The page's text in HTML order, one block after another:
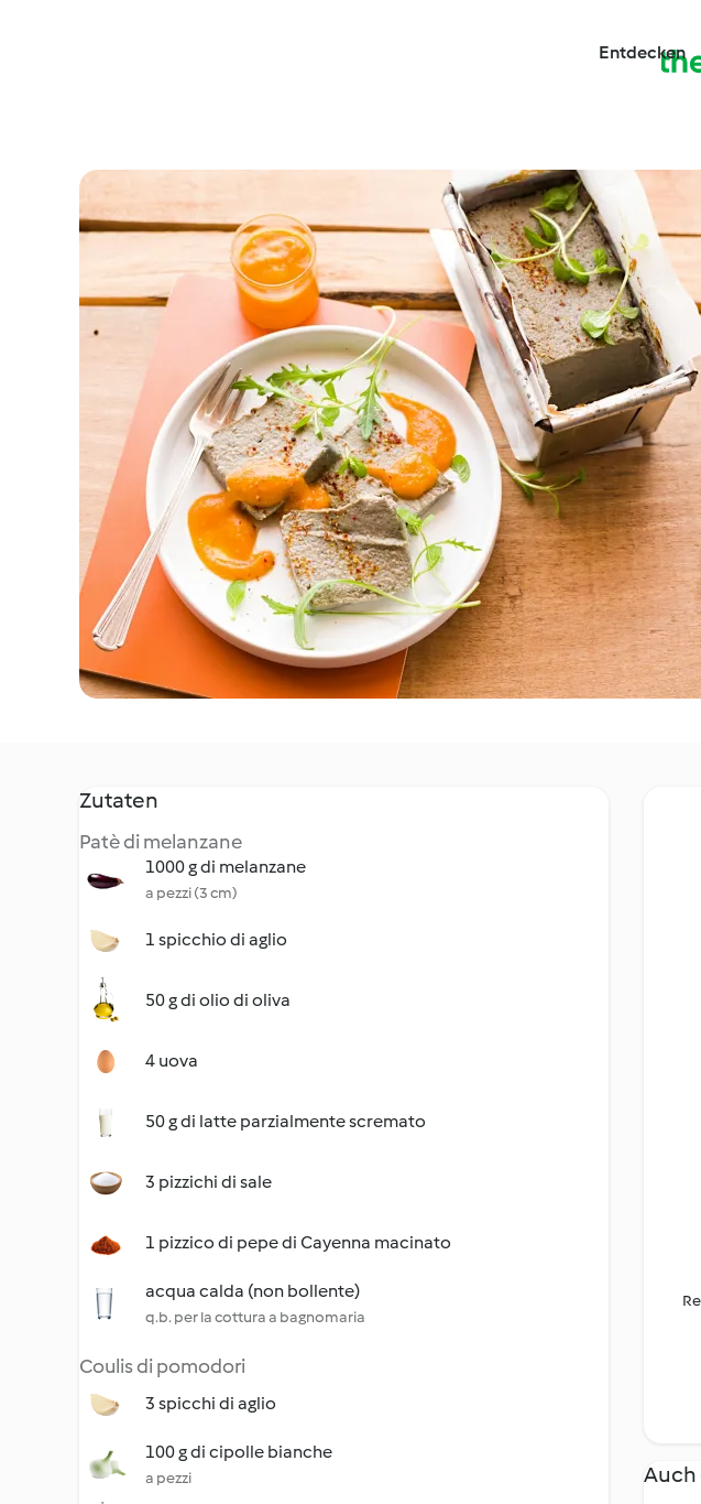
Entdecken
Zutaten
Patè di melanzane
1000 g di melanzane
a pezzi (3 cm)
1 spicchio di aglio
50 g di olio di oliva
4 uova
50 g di latte parzialmente scremato
3 pizzichi di sale
1 pizzico di pepe di Cayenna macinato
acqua calda (non bollente)
q.b. per la cottura a bagnomaria
Coulis di pomodori
3 spicchi di aglio
100 g di cipolle bianche
a pezzi